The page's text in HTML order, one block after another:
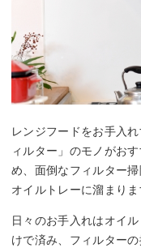
レンジフードをお手入
ィルター」のモノがお
め、面倒なフィルター
オイルトレーに溜まりま
日々のお手入れはオイ
けで済み、フィルター